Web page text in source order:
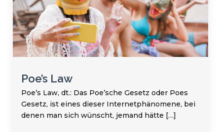
Poe’s Law
Poe’s Law, dt.: Das Poe’sche Gesetz oder Poes
Gesetz, ist eines dieser Internetphänomene, bei
denen man sich wünscht, jemand hätte […]